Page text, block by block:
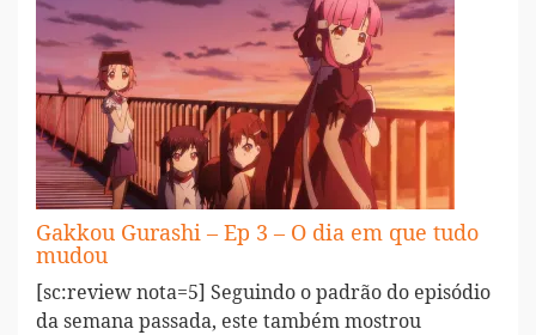
Gakkou Gurashi – Ep 3 – O dia em que tudo
mudou
[sc:review nota=5] Seguindo o padrão do episódio
da semana passada, este também mostrou